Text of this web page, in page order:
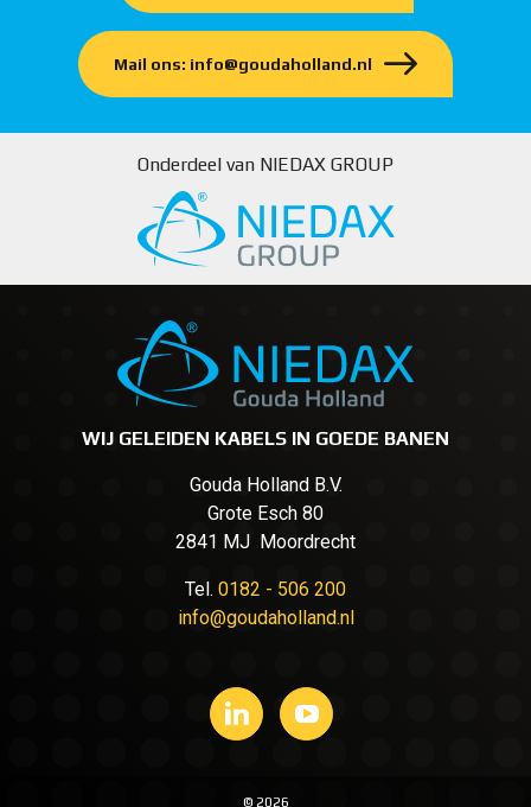
Mail ons: info@goudaholland.nl
Onderdeel van NIEDAX GROUP
WIJ GELEIDEN KABELS IN GOEDE BANEN
Gouda Holland B.V.
Grote Esch 80
2841 MJ Moordrecht
Tel. 0182 - 506 200
info@goudaholland.nl
© 2026